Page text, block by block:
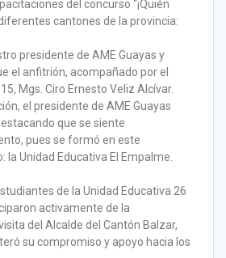
del concurso “¡Quién
cantones de la provincia:
presidente de AME Guayas y
el anfitrión, acompañado por el
Mgs. Ciro Ernesto Veliz Alcívar.
el presidente de AME Guayas
que se siente
pues se formó en este
Unidad Educativa El Empalme.
de la Unidad Educativa 26
activamente de la
del Alcalde del Cantón Balzar,
su compromiso y apoyo hacia los